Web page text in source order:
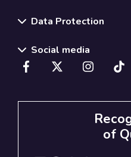
Data Protection
Social media
of